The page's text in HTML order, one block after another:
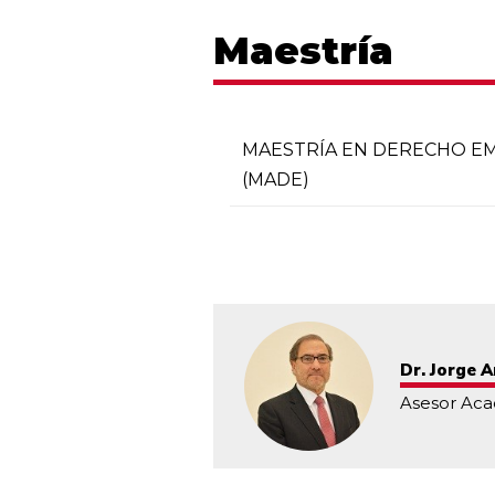
Maestría
MAESTRÍA EN DERECHO
(MADE)
Dr. Jorge
Asesor